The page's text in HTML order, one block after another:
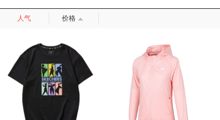
人气 价格